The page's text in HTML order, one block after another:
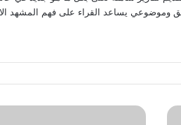
وموضوعي يساعد القراء على فهم المشهد
م